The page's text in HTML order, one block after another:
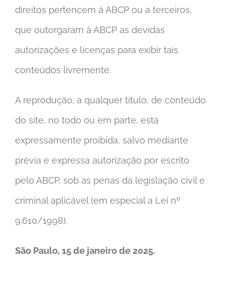
direitos pertencem à ABCP ou a terceiros,
que outorgaram à ABCP as devidas
autorizações e licenças para exibir tais
conteúdos livremente.
A reprodução, a qualquer título, de conteúdo
do site, no todo ou em parte, está
expressamente proibida, salvo mediante
prévia e expressa autorização por escrito
pelo ABCP, sob as penas da legislação civil e
criminal aplicável (em especial a Lei nº
9.610/1998).
São Paulo, 15 de janeiro de 2025.